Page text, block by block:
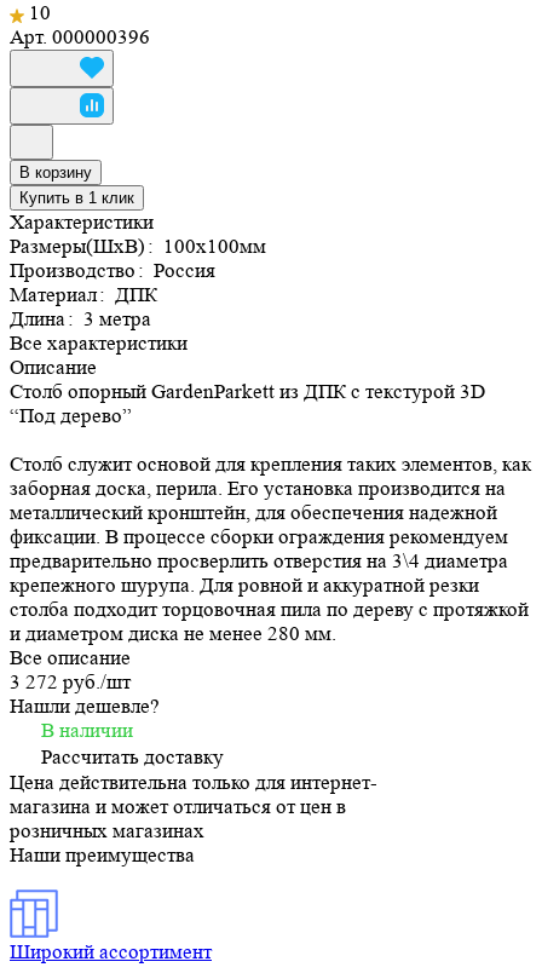
10
Арт. 000000396
В корзину
Купить в 1 клик
Характеристики
Размеры(ШхВ): 100х100мм
Производство: Россия
Материал: ДПК
Длина: 3 метра
Все характеристики
Описание
Столб опорный GardenParkett из ДПК с текстурой 3D
“Под дерево”
Столб служит основой для крепления таких элементов, как
заборная доска, перила. Его установка производится на
металлический кронштейн, для обеспечения надежной
фиксации. В процессе сборки ограждения рекомендуем
предварительно просверлить отверстия на 3\4 диаметра
крепежного шурупа. Для ровной и аккуратной резки
столба подходит торцовочная пила по дереву с протяжкой
и диаметром диска не менее 280 мм.
Все описание
3 272 руб./шт
Нашли дешевле?
В наличии
Рассчитать доставку
Цена действительна только для интернет-
магазина и может отличаться от цен в
розничных магазинах
Наши преимущества
Широкий ассортимент